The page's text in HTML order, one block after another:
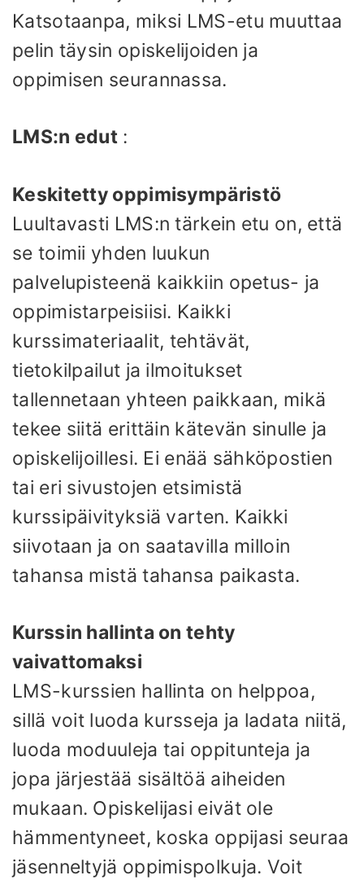
Katsotaanpa, miksi LMS-etu muuttaa
pelin täysin opiskelijoiden ja
oppimisen seurannassa.
LMS:n edut :
Keskitetty oppimisympäristö
Luultavasti LMS:n tärkein etu on, että
se toimii yhden luukun
palvelupisteenä kaikkiin opetus- ja
oppimistarpeisiisi. Kaikki
kurssimateriaalit, tehtävät,
tietokilpailut ja ilmoitukset
tallennetaan yhteen paikkaan, mikä
tekee siitä erittäin kätevän sinulle ja
opiskelijoillesi. Ei enää sähköpostien
tai eri sivustojen etsimistä
kurssipäivityksiä varten. Kaikki
siivotaan ja on saatavilla milloin
tahansa mistä tahansa paikasta.
Kurssin hallinta on tehty
vaivattomaksi
LMS-kurssien hallinta on helppoa,
sillä voit luoda kursseja ja ladata niitä,
luoda moduuleja tai oppitunteja ja
jopa järjestää sisältöä aiheiden
mukaan. Opiskelijasi eivät ole
hämmentyneet, koska oppijasi seuraa
jäsenneltyjä oppimispolkuja. Voit